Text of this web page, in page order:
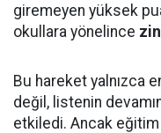
giremeyen yüksek
okullara yönelince
Bu hareket yalnızca
değil, listenin
etkiledi. Ancak eğitim